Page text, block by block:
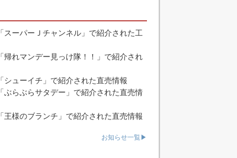
「スーパーＪチャンネル」で紹介された工
「帰れマンデー見っけ隊！！」で紹介され
「シューイチ」で紹介された直売情報
「ぶらぶらサタデー」で紹介された直売情
「王様のブランチ」で紹介された直売情報
お知らせ一覧▶